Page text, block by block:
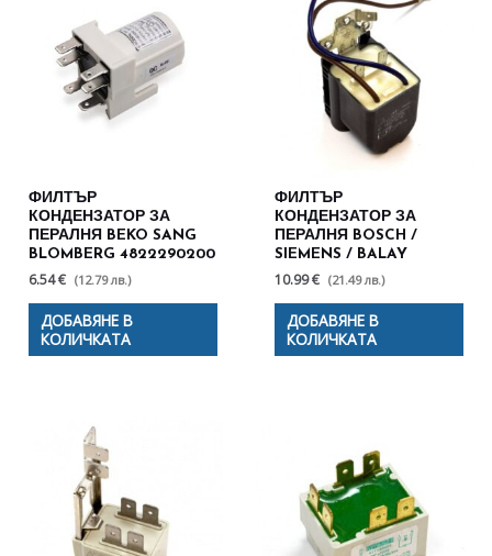
ФИЛТЪР
КОНДЕНЗАТОР ЗА
ПЕРАЛНЯ BEKO SANG
BLOMBERG 4822290200
6.54 € (12.79 лв.)
ДОБАВЯНЕ В
КОЛИЧКАТА
ФИЛТЪР
КОНДЕНЗАТОР ЗА
ПЕРАЛНЯ BOSCH /
SIEMENS / BALAY
10.99 € (21.49 лв.)
ДОБАВЯНЕ В
КОЛИЧКАТА